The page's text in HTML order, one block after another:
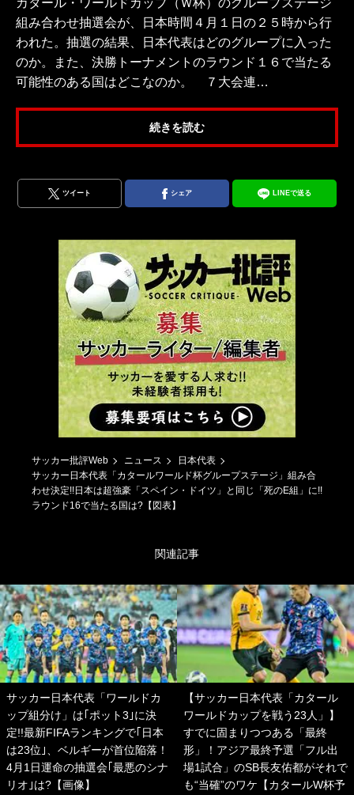
カタール・ワールドカップ（Ｗ杯）のグループステージ
組み合わせ抽選会が、日本時間４月１日の２５時から行
われた。抽選の結果、日本代表はどのグループに入った
のか。また、決勝トーナメントのラウンド１６で当たる
可能性のある国はどこなのか。 ７大会連…
続きを読む
ツイート シェア LINEで送る
サッカー批評Web ニュース
日本代表
サッカー日本代表「カタールワールド杯グループステージ」組み合
わせ決定!!日本は超強豪「スペイン・ドイツ」と同じ「死のE組」に!!
ラウンド16で当たる国は?【図表】
関連記事
サッカー日本代表「ワールドカ
ップ組分け」は｢ポット3｣に決
定!!最新FIFAランキングで｢日本
は23位｣、ベルギーが首位陥落！
4月1日運命の抽選会｢最悪のシナ
リオ｣は?【画像】
【サッカー日本代表「カタール
ワールドカップを戦う23人」】
すでに固まりつつある「最終
形」！アジア最終予選「フル出
場1試合」のSB長友佑都がそれで
も“当確”のワケ【カタールW杯予